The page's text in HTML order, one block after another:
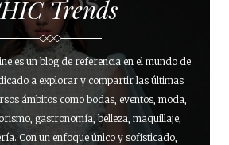
Trends
es un blog de referencia en el mundo de
a explorar y compartir las últimas
ámbitos como bodas, eventos, moda,
gastronomía, belleza, maquillaje,
Con un enfoque único y sofisticado,